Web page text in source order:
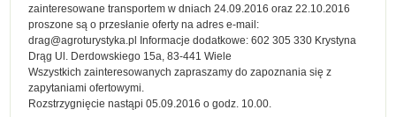
zainteresowane transportem w dniach 24.09.2016 oraz 22.10.2016
proszone są o przesłanie oferty na adres e-mail:
drag@agroturystyka.pl Informacje dodatkowe: 602 305 330 Krystyna
Drąg Ul. Derdowskiego 15a, 83-441 Wiele
Wszystkich zainteresowanych zapraszamy do zapoznania się z
zapytaniami ofertowymi.
Rozstrzygnięcie nastąpi 05.09.2016 o godz. 10.00.